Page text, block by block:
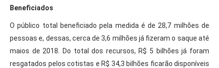
Beneficiados
O público total beneficiado pela medida é de 28,7 milhões de
pessoas e, dessas, cerca de 3,6 milhões já fizeram o saque até
maios de 2018. Do total dos recursos, R$ 5 bilhões já foram
resgatados pelos cotistas e R$ 34,3 bilhões ficarão disponíveis